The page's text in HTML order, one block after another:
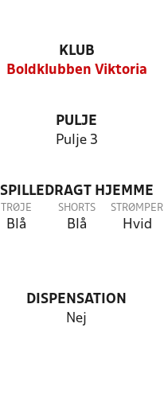
KLUB
Boldklubben Viktoria
PULJE
Pulje 3
SPILLEDRAGT HJEMME
TRØJE
Blå
SHORTS
Blå
STRØMPER
Hvid
DISPENSATION
Nej